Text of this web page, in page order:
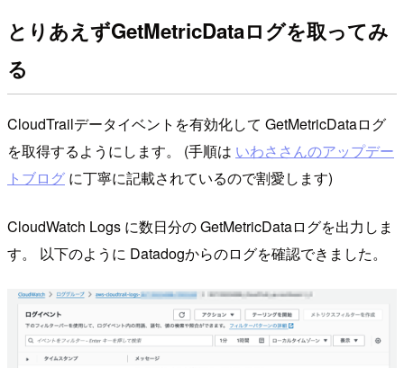
とりあえずGetMetricDataログを取ってみ
る
CloudTrailデータイベントを有効化して GetMetricDataログ
を取得するようにします。 (手順は いわささんのアップデー
トブログ に丁寧に記載されているので割愛します)
CloudWatch Logs に数日分の GetMetricDataログを出力しま
す。 以下のように Datadogからのログを確認できました。